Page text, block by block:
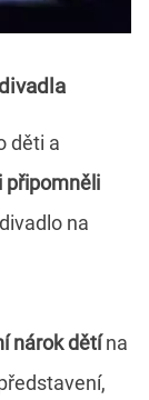
děti a
připomněli
na
nárok dětína